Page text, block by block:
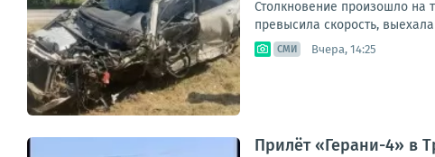
Столкновение произошло на
превысила скорость,
СМИ Вчера, 14:25
Прилёт «Герани-4» в